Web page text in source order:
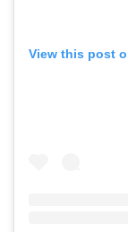
View this post